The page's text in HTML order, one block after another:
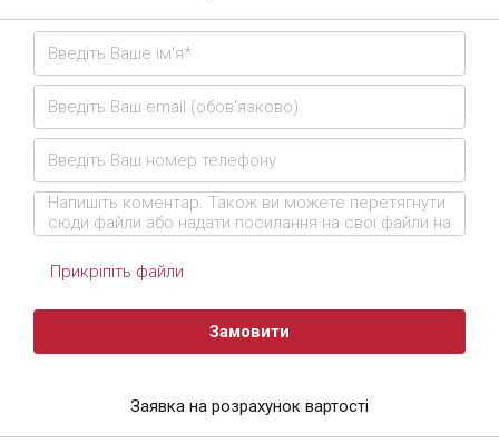
Прикріпіть файли
Замовити
Заявка на розрахунок вартості